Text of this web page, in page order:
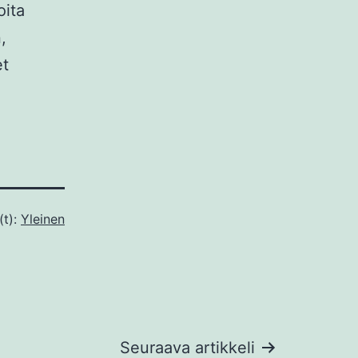
Yleinen
Seuraava artikkeli